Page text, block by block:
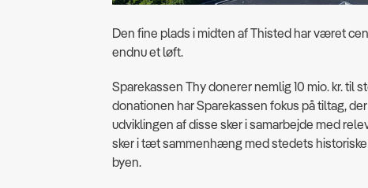
Den fine plads i midten af Thisted har været
endnu et løft.
Sparekassen Thy donerer nemlig 10 mio. kr. til
donationen har Sparekassen fokus på tiltag,
udviklingen af disse sker i samarbejde med
sker i tæt sammenhæng med stedets
byen.